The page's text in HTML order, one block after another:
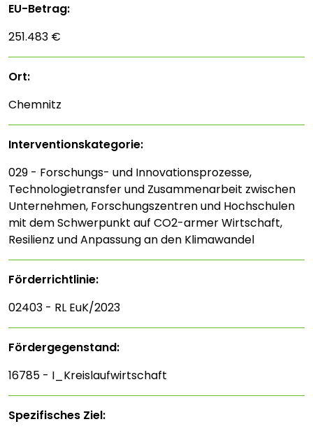
EU-Betrag:
251.483 €
Ort:
Chemnitz
Interventions­kategorie:
029 - Forschungs- und Innovationsprozesse,
Technologietransfer und Zusammenarbeit zwischen
Unternehmen, Forschungszentren und Hochschulen
mit dem Schwerpunkt auf CO2-armer Wirtschaft,
Resilienz und Anpassung an den Klimawandel
Förderrichtlinie:
02403 - RL EuK/2023
Fördergegenstand:
16785 - I_Kreislaufwirtschaft
Spezifisches Ziel: